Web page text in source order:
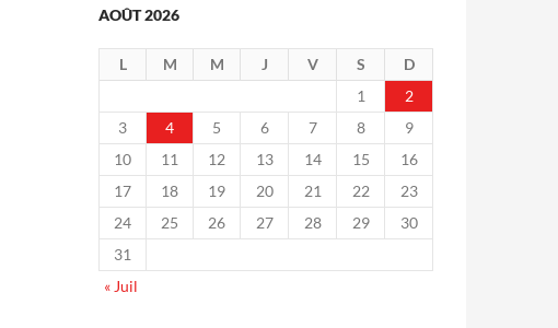
AOÛT 2026
L M M J V S
D
1
2
3
4 5 6 7 8
9
10
11 12 13 14 15
16
17
18 19 20 21 22
23
24
25 26 27 28 29
30
31
« Juil